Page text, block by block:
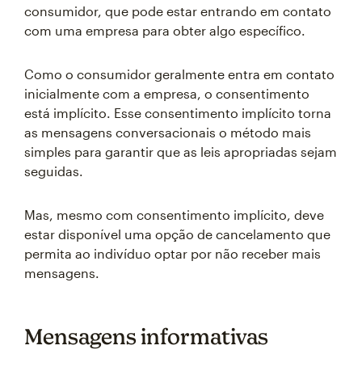
consumidor, que pode estar entrando em contato
com uma empresa para obter algo específico.
Como o consumidor geralmente entra em contato
inicialmente com a empresa, o consentimento
está implícito. Esse consentimento implícito torna
as mensagens conversacionais o método mais
simples para garantir que as leis apropriadas sejam
seguidas.
Mas, mesmo com consentimento implícito, deve
estar disponível uma opção de cancelamento que
permita ao indivíduo optar por não receber mais
mensagens.
Mensagens informativas